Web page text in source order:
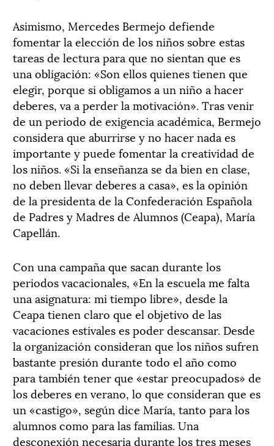
Asimismo, Mercedes Bermejo defiende
fomentar la elección de los niños sobre estas
tareas de lectura para que no sientan que es
una obligación: «Son ellos quienes tienen que
elegir, porque si obligamos a un niño a hacer
deberes, va a perder la motivación». Tras venir
de un periodo de exigencia académica, Bermejo
considera que aburrirse y no hacer nada es
importante y puede fomentar la creatividad de
los niños. «Si la enseñanza se da bien en clase,
no deben llevar deberes a casa», es la opinión
de la presidenta de la Confederación Española
de Padres y Madres de Alumnos (Ceapa), María
Capellán.
Con una campaña que sacan durante los
periodos vacacionales, «En la escuela me falta
una asignatura: mi tiempo libre», desde la
Ceapa tienen claro que el objetivo de las
vacaciones estivales es poder descansar. Desde
la organización consideran que los niños sufren
bastante presión durante todo el año como
para también tener que «estar preocupados» de
los deberes en verano, lo que consideran que es
un «castigo», según dice María, tanto para los
alumnos como para las familias. Una
desconexión necesaria durante los tres meses